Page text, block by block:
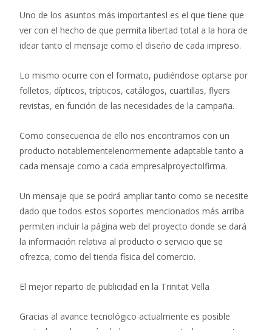
Uno de los asuntos más importantesl es el que tiene que
ver con el hecho de que permita libertad total a la hora de
idear tanto el mensaje como el diseño de cada impreso.
Lo mismo ocurre con el formato, pudiéndose optarse por
folletos, dípticos, trípticos, catálogos, cuartillas, flyers
revistas, en función de las necesidades de la campaña.
Como consecuencia de ello nos encontramos con un
producto notablementelenormemente adaptable tanto a
cada mensaje como a cada empresalproyectolfirma.
Un mensaje que se podrá ampliar tanto como se necesite
dado que todos estos soportes mencionados más arriba
permiten incluir la página web del proyecto donde se dará
la información relativa al producto o servicio que se
ofrezca, como del tienda física del comercio.
El mejor reparto de publicidad en la Trinitat Vella
Gracias al avance tecnológico actualmente es posible